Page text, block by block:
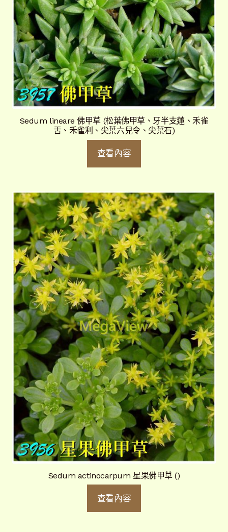
Sedum lineare 佛甲草 (松葉佛甲草、牙半支蓮、禾雀
舌、禾雀利、尖葉六兒令、尖葉石)
查看內容
Sedum actinocarpum 星果佛甲草 ()
查看內容